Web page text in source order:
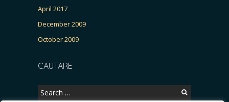
April 2017
December 2009
October 2009
CAUTARE
Search